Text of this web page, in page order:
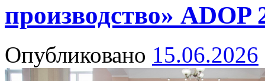
производство» ADOP
Опубликовано 15.06.2026